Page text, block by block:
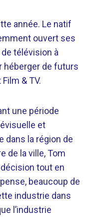
année. Le natif
ouvert ses
télévision à
héberger de futurs
& TV.
une période
et
dans la région de
de la ville, Tom
tout en
beaucoup de
industrie dans
l’industrie